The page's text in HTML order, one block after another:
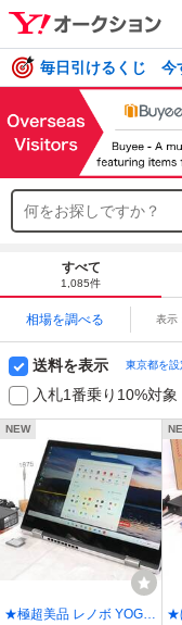
毎日引けるくじ 今
すべて
1,085件
相場を調べる 表示
送料を表示 東京都を設
入札1番乗り10%対象
NEW
★極超美品 レノボ YOGA
★